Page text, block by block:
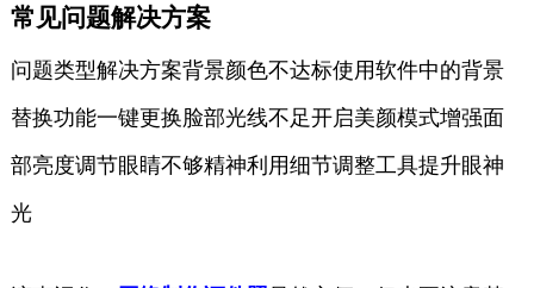
常见问题解决方案
问题类型解决方案背景颜色不达标使用软件中的背景
替换功能一键更换脸部光线不足开启美颜模式增强面
部亮度调节眼睛不够精神利用细节调整工具提升眼神
光